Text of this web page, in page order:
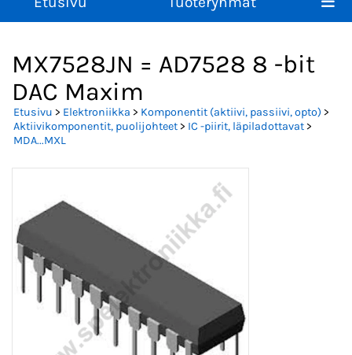
MX7528JN = AD7528 8 -bit
DAC Maxim
Etusivu > Elektroniikka > Komponentit (aktiivi, passiivi, opto) >
Aktiivikomponentit, puolijohteet> IC -piirit, läpiladottavat>
MDA...MXL